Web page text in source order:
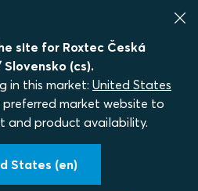
site for Roxtec Česká
(cs).
in this market: United States
preferred market website to
and product availability.
States (en)